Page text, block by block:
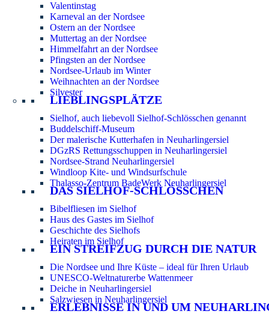
Valentinstag
Karneval an der Nordsee
Ostern an der Nordsee
Muttertag an der Nordsee
Himmelfahrt an der Nordsee
Pfingsten an der Nordsee
Nordsee-Urlaub im Winter
Weihnachten an der Nordsee
Silvester
LIEBLINGSPLÄTZE
Sielhof, auch liebevoll Sielhof-Schlösschen genannt
Buddelschiff-Museum
Der malerische Kutterhafen in Neuharlingersiel
DGzRS Rettungsschuppen in Neuharlingersiel
Nordsee-Strand Neuharlingersiel
Windloop Kite- und Windsurfschule
Thalasso-Zentrum BadeWerk Neuharlingersiel
DAS SIELHOF-SCHLÖSSCHEN
Bibelfliesen im Sielhof
Haus des Gastes im Sielhof
Geschichte des Sielhofs
Heiraten im Sielhof
EIN STREIFZUG DURCH DIE NATUR
Die Nordsee und Ihre Küste – ideal für Ihren Urlaub
UNESCO-Weltnaturerbe Wattenmeer
Deiche in Neuharlingersiel
Salzwiesen in Neuharlingersiel
ERLEBNISSE IN UND UM